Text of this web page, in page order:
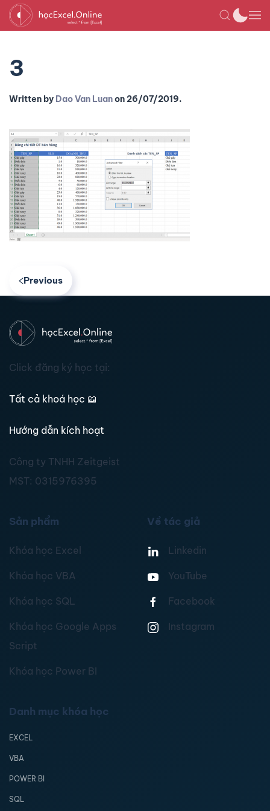
3
Written by Dao Van Luanon26/07/2019.
Previous
Click đăng ký học tại:
Tất cả khoá học 📖
Hướng dẫn kích hoạt
Công ty TNHH Zeitgeist
MST: 0315976395
Sản phẩm
Khóa học Excel
Khóa học VBA
Khóa học SQL
Khóa học Google Apps
Script
Khóa học Power BI
Về tác giả
Linkedin
YouTube
Facebook
Instagram
Danh mục khóa học
EXCEL
VBA
POWER BI
SQL